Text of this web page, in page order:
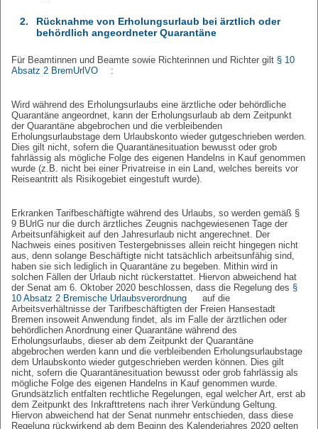
2.
Rücknahme von Erholungsurlaub bei ärztlich oder
behördlich angeordneter Quarantäne
Für Beamtinnen und Beamte sowie Richterinnen und Richter gilt § 10
Absatz 2 BremUrlVO
:
Wird während des Erholungsurlaubs eine ärztliche oder behördliche
Quarantäne angeordnet, kann der Erholungsurlaub ab dem Zeitpunkt
der Quarantäne abgebrochen und die verbleibenden
Erholungsurlaubstage dem Urlaubskonto wieder gutgeschrieben werden.
Dies gilt nicht, sofern die Quarantänesituation bewusst oder grob
fahrlässig als mögliche Folge des eigenen Handelns in Kauf genommen
wurde (z.B. nicht bei einer Privatreise in ein Land, welches bereits vor
Reiseantritt als Risikogebiet eingestuft wurde).
Erkranken Tarifbeschäftigte während des Urlaubs, so werden gemäß §
9 BUrlG nur die durch ärztliches Zeugnis nachgewiesenen Tage der
Arbeitsunfähigkeit auf den Jahresurlaub nicht angerechnet. Der
Nachweis eines positiven Testergebnisses allein reicht hingegen nicht
aus, denn solange Beschäftigte nicht tatsächlich arbeitsunfähig sind,
haben sie sich lediglich in Quarantäne zu begeben. Mithin wird in
solchen Fällen der Urlaub nicht rückerstattet. Hiervon abweichend hat
der Senat am 6. Oktober 2020 beschlossen, dass die Regelung des §
10 Absatz 2 Bremische Urlaubsverordnung
auf die
Arbeitsverhältnisse der Tarifbeschäftigten der Freien Hansestadt
Bremen insoweit Anwendung findet, als im Falle der ärztlichen oder
behördlichen Anordnung einer Quarantäne während des
Erholungsurlaubs, dieser ab dem Zeitpunkt der Quarantäne
abgebrochen werden kann und die verbleibenden Erholungsurlaubstage
dem Urlaubskonto wieder gutgeschrieben werden können. Dies gilt
nicht, sofern die Quarantänesituation bewusst oder grob fahrlässig als
mögliche Folge des eigenen Handelns in Kauf genommen wurde.
Grundsätzlich entfalten rechtliche Regelungen, egal welcher Art, erst ab
dem Zeitpunkt des Inkrafttretens nach ihrer Verkündung Geltung.
Hiervon abweichend hat der Senat nunmehr entschieden, dass diese
Regelung rückwirkend ab dem Beginn des Kalenderjahres 2020 gelten